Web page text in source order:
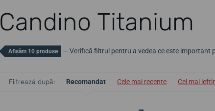
Candino Titanium
Afișăm 10 produse — Verifică filtrul pentru a vedea ce este important
Filtrează după: Recomandat Cele mai recente Cel mai